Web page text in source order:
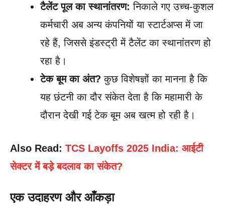
टैलेंट पूल का स्थानांतरण: निकाले गए उच्च-कुशल
कर्मचारी अब अन्य कंपनियों या स्टार्टअप्स में जा
रहे हैं, जिससे इंडस्ट्री में टैलेंट का स्थानांतरण हो
रहा है।
टेक बूम का अंत? कुछ विशेषज्ञों का मानना है कि
यह छंटनी का दौर संकेत देता है कि महामारी के
दौरान देखी गई टेक बूम अब खत्म हो रही है।
Also Read: TCS Layoffs 2025 India: आईटी
सेक्टर में बड़े बदलाव का संकेत?
एक उदाहरण और आँकड़ा